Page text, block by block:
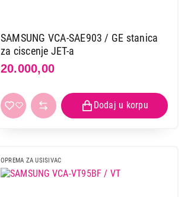
SAMSUNG VCA-SAE903 / GE stanica
za ciscenje JET-a
20.000,00
OPREMA ZA USISIVAC